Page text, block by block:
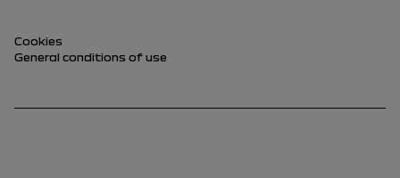
Нижня частина сторінки (нижня)
Cookies
General conditions of use